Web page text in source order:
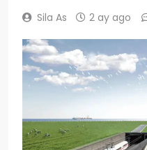
Sila As 2 ay ago